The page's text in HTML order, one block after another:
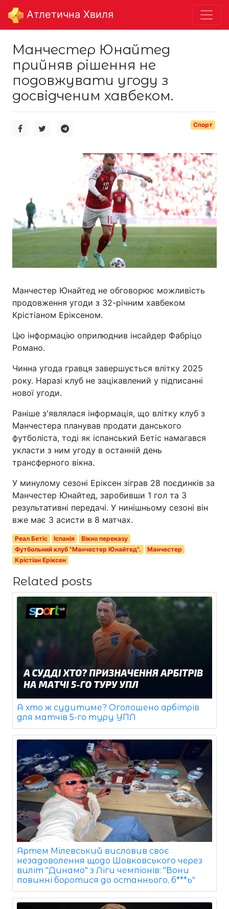
Aтлетична Хвиля
Манчестер Юнайтед
прийняв рішення не
подовжувати угоду з
досвідченим хавбеком.
Спорт
Манчестер Юнайтед не обговорює можливість
продовження угоди з 32-річним хавбеком
Крістіаном Еріксеном.
Цю інформацію оприлюднив інсайдер Фабріцо
Романо.
Чинна угода гравця завершується влітку 2025
року. Наразі клуб не зацікавлений у підписанні
нової угоди.
Раніше з'являлася інформація, що влітку клуб з
Манчестера планував продати данського
футболіста, тоді як іспанський Бетіс намагався
укласти з ним угоду в останній день
трансферного вікна.
У минулому сезоні Еріксен зіграв 28 поєдинків за
Манчестер Юнайтед, заробивши 1 гол та 3
результативні передачі. У нинішньому сезоні він
вже має 3 асисти в 8 матчах.
Реал Бетіс Іспанія
Вікно переказу
Футбольний клуб "Манчестер Юнайтед".
Манчестер
Крістіан Еріксен
Related posts
А хто ж судитиме? Оголошено арбітрів
для матчів 5-го туру УПЛ
Артем Мілевський висловив своє
незадоволення щодо Шовковського через
виліт "Динамо" з Ліги чемпіонів: "Вони
повинні боротися до останнього, б***ь"